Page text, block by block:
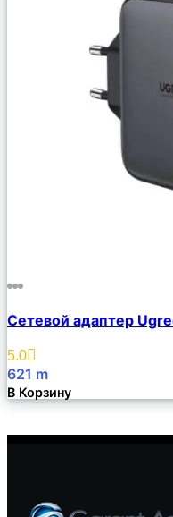
Описание
Избранное
Сетевой адаптер
5.0
621 m
В Корзину